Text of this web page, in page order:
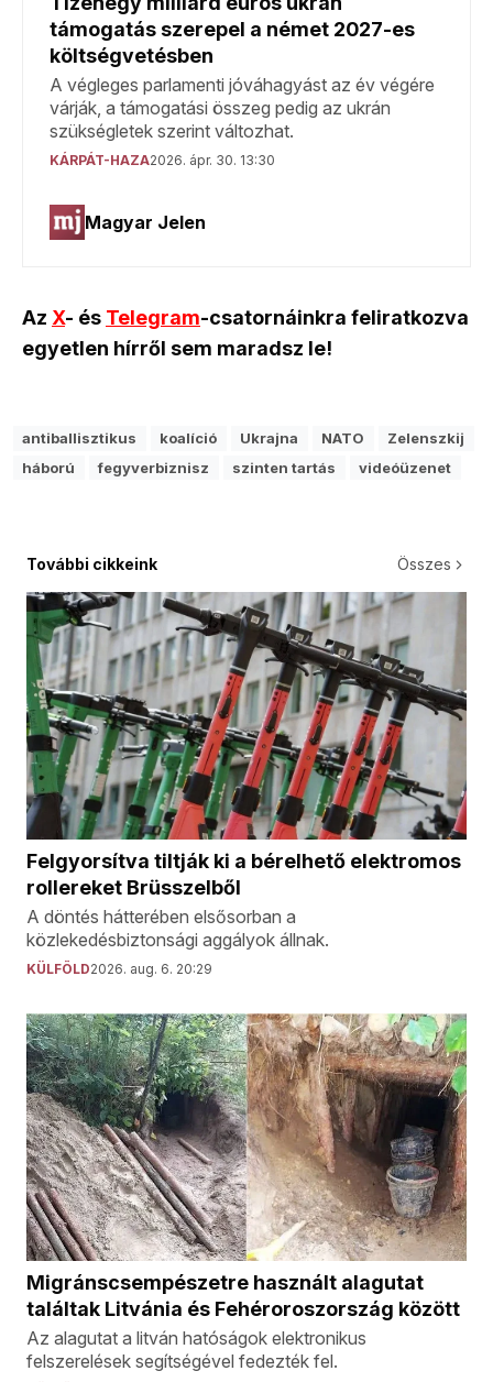
Az X- és Telegram-csatornáinkra feliratkozva
egyetlen hírről sem maradsz le!
antiballisztikus koalíció Ukrajna NATO
Zelenszkij
háború
fegyverbiznisz szinten tartás videóüzenet
További cikkeink Összes
Felgyorsítva tiltják ki a bérelhető elektromos
rollereket Brüsszelből
A döntés hátterében elsősorban a
közlekedésbiztonsági aggályok állnak.
KÜLFÖLD2026. aug. 6. 20:29
Migránscsempészetre használt alagutat
találtak Litvánia és Fehéroroszország között
Az alagutat a litván hatóságok elektronikus
felszerelések segítségével fedezték fel.